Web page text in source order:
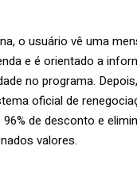
o usuário vê uma
e é orientado a
no programa.
oficial de
de desconto e
valores.